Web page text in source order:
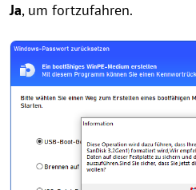
Ja, um fortzufahren.